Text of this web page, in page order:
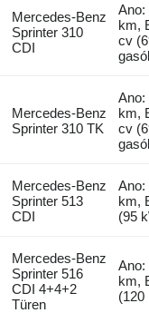
Mercedes-Benz
Sprinter 310
CDI
Ano:
km,
cv
Mercedes-Benz
Sprinter 310 TK
Ano:
km,
cv
Mercedes-Benz
Sprinter 513
CDI
Ano:
km,
(95
Mercedes-Benz
Sprinter 516
CDI 4+4+2
Türen
Ano:
km,
(120